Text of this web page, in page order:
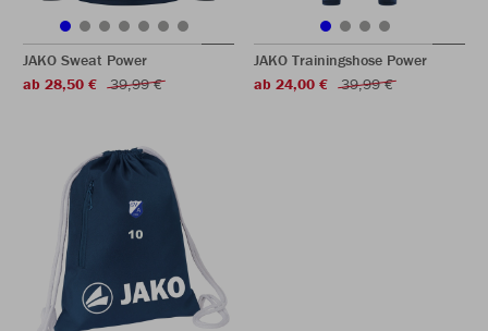
JAKO Sweat Power
ab 28,50 €
39,99 €
JAKO Trainingshose Power
ab 24,00 €
39,99 €